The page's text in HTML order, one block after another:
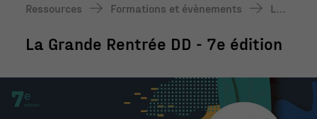
Ressources Formations et évènements
La
nde
trée
DD -
7e é
La Grande Rentrée DD - 7e édition